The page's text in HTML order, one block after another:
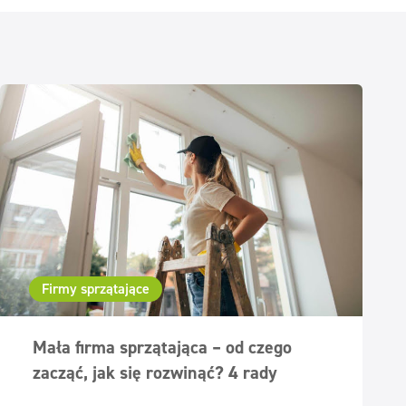
Firmy sprzątające
Mała firma sprzątająca – od czego
zacząć, jak się rozwinąć? 4 rady